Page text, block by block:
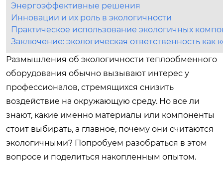
Энергоэффективные решения
Инновации и их роль в экологичности
Практическое использование экологичных
Заключение: экологическая ответственность
Размышления об экологичности теплообменного
оборудования обычно вызывают интерес у
профессионалов, стремящихся снизить
воздействие на окружающую среду. Но все ли
знают, какие именно материалы или компоненты
стоит выбирать, а главное, почему они считаются
экологичными? Попробуем разобраться в этом
вопросе и поделиться накопленным опытом.